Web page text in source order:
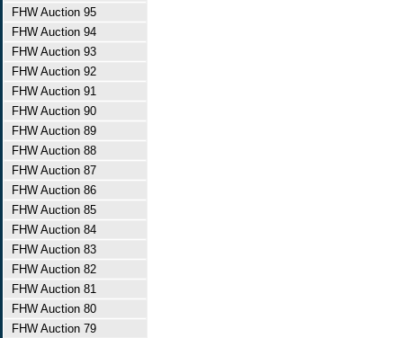
FHW Auction 95
FHW Auction 94
FHW Auction 93
FHW Auction 92
FHW Auction 91
FHW Auction 90
FHW Auction 89
FHW Auction 88
FHW Auction 87
FHW Auction 86
FHW Auction 85
FHW Auction 84
FHW Auction 83
FHW Auction 82
FHW Auction 81
FHW Auction 80
FHW Auction 79